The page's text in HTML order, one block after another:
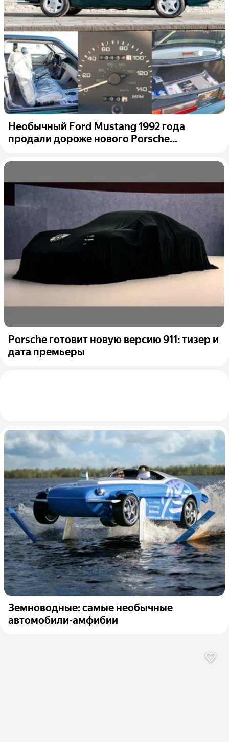
Необычный Ford Mustang 1992 года
продали дороже нового Porsche...
Porsche готовит новую версию 911: тизер и
дата премьеры
Земноводные: самые необычные
автомобили-амфибии